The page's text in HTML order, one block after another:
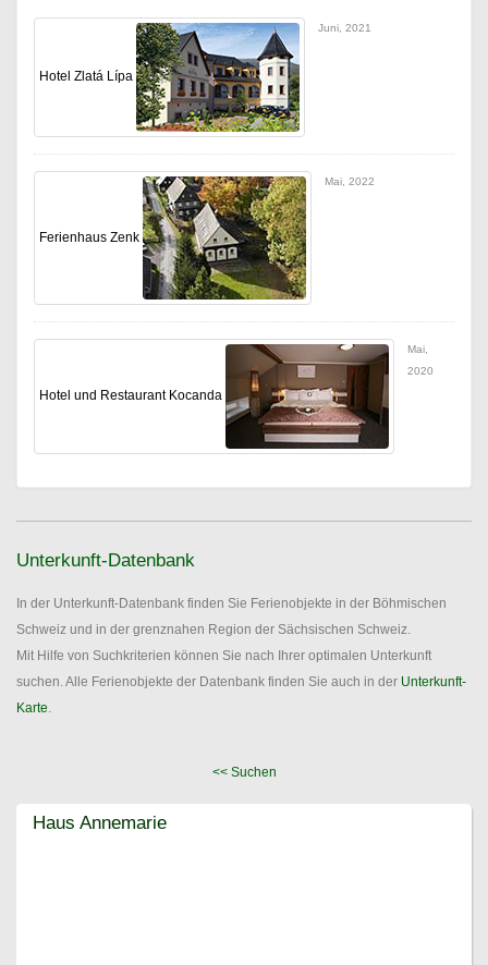
Hotel Zlatá Lípa
Juni, 2021
Ferienhaus Zenk
Mai, 2022
Hotel und Restaurant Kocanda
Mai,
2020
Unterkunft-Datenbank
In der Unterkunft-Datenbank finden Sie Ferienobjekte in der Böhmischen
Schweiz und in der grenznahen Region der Sächsischen Schweiz.
Mit Hilfe von Suchkriterien können Sie nach Ihrer optimalen Unterkunft
suchen. Alle Ferienobjekte der Datenbank finden Sie auch in der Unterkunft-
Karte.
<< Suchen
Haus Annemarie
Haus Annemarie